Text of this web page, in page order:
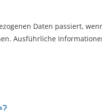
Daten passiert,
Ausführliche